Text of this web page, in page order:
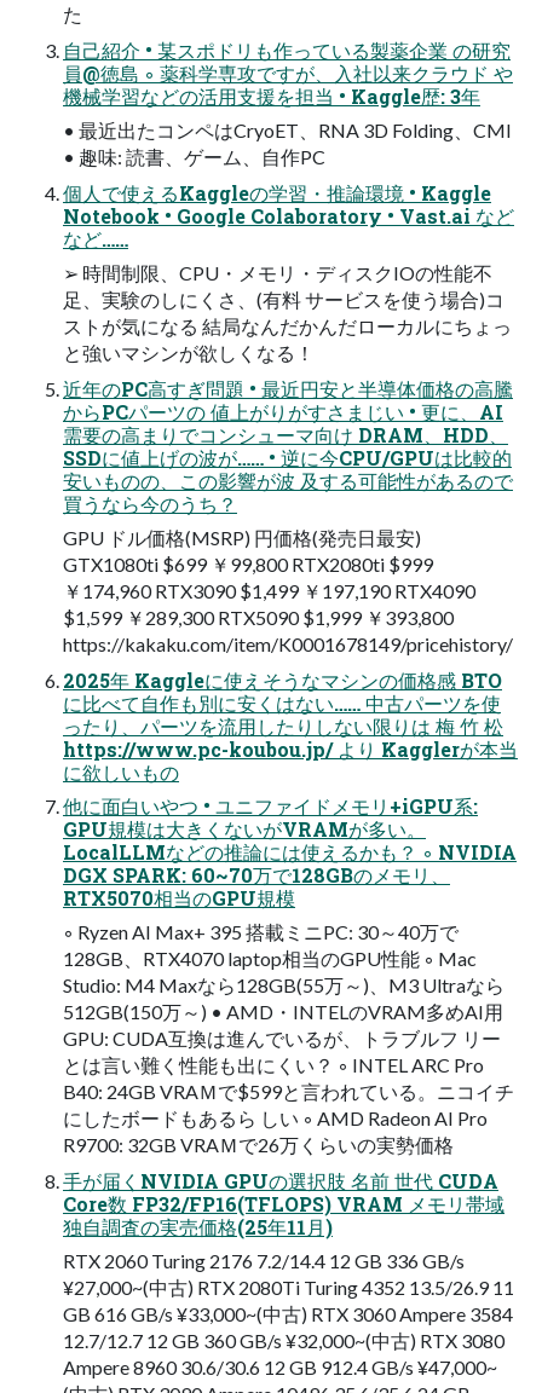
た
自己紹介 • 某スポドリも作っている製薬企業 の研究
員@徳島 ◦ 薬科学専攻ですが、入社以来クラウド や
機械学習などの活用支援を担当 • Kaggle歴: 3年
• 最近出たコンペはCryoET、RNA 3D Folding、CMI
• 趣味: 読書、ゲーム、自作PC
個人で使えるKaggleの学習・推論環境 • Kaggle
Notebook • Google Colaboratory • Vast.ai など
など……
➢ 時間制限、CPU・メモリ・ディスクIOの性能不
足、実験のしにくさ、(有料 サービスを使う場合)コ
ストが気になる 結局なんだかんだローカルにちょっ
と強いマシンが欲しくなる！
近年のPC高すぎ問題 • 最近円安と半導体価格の高騰
からPCパーツの 値上がりがすさまじい • 更に、AI
需要の高まりでコンシューマ向け DRAM、HDD、
SSDに値上げの波が…… • 逆に今CPU/GPUは比較的
安いものの、この影響が波 及する可能性があるので
買うなら今のうち？
GPU ドル価格(MSRP) 円価格(発売日最安)
GTX1080ti $699 ￥99,800 RTX2080ti $999
￥174,960 RTX3090 $1,499 ￥197,190 RTX4090
$1,599 ￥289,300 RTX5090 $1,999 ￥393,800
https://kakaku.com/item/K0001678149/pricehistory/
2025年 Kaggleに使えそうなマシンの価格感 BTO
に比べて自作も別に安くはない…… 中古パーツを使
ったり、パーツを流用したりしない限りは 梅 竹 松
https://www.pc-koubou.jp/ より Kagglerが本当
に欲しいもの
他に面白いやつ • ユニファイドメモリ+iGPU系:
GPU規模は大きくないがVRAMが多い。
LocalLLMなどの推論には使えるかも？ ◦ NVIDIA
DGX SPARK: 60~70万で128GBのメモリ、
RTX5070相当のGPU規模
◦ Ryzen AI Max+ 395 搭載ミニPC: 30～40万で
128GB、RTX4070 laptop相当のGPU性能 ◦ Mac
Studio: M4 Maxなら128GB(55万～)、M3 Ultraなら
512GB(150万～) • AMD・INTELのVRAM多めAI用
GPU: CUDA互換は進んでいるが、トラブルフ リー
とは言い難く性能も出にくい？ ◦ INTEL ARC Pro
B40: 24GB VRAＭで$599と言われている。ニコイチ
にしたボードもあるら しい ◦ AMD Radeon AI Pro
R9700: 32GB VRAＭで26万くらいの実勢価格
手が届くNVIDIA GPUの選択肢 名前 世代 CUDA
Core数 FP32/FP16(TFLOPS) VRAM メモリ帯域
独自調査の実売価格(25年11月)
RTX 2060 Turing 2176 7.2/14.4 12 GB 336 GB/s
¥27,000~(中古) RTX 2080Ti Turing 4352 13.5/26.9 11
GB 616 GB/s ¥33,000~(中古) RTX 3060 Ampere 3584
12.7/12.7 12 GB 360 GB/s ¥32,000~(中古) RTX 3080
Ampere 8960 30.6/30.6 12 GB 912.4 GB/s ¥47,000~